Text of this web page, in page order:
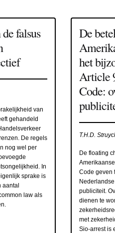
falsus
van
gehandeld
De regels
nog wel per
In
sprake is
aantal
law als
De
het
Article
Code:
T.H.D.
De floating
Code geven
publiciteit.
dienen te
met
Sio-arrest is